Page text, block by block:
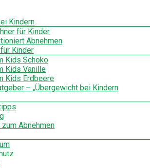
Kindern
für Kinder
Abnehmen
Kinder
Kids Schoko
Kids Vanille
Kids Erdbeere
– „Übergewicht bei Kindern
Abnehmen